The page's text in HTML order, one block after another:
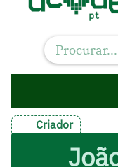
Criador